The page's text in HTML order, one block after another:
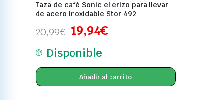
Taza de café Sonic el erizo para llevar
de acero inoxidable Stor 492
20,99€ 19,94€
Disponible
Añadir al carrito